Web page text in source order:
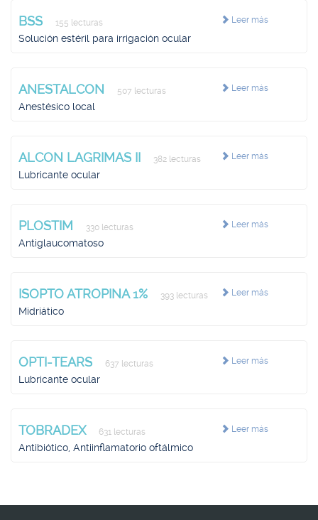
Leer más
BSS 155 lecturas
Solución estéril para irrigación ocular
Leer más
ANESTALCON 507 lecturas
Anestésico local
Leer más
ALCON LAGRIMAS II 382 lecturas
Lubricante ocular
Leer más
PLOSTIM 330 lecturas
Antiglaucomatoso
Leer más
ISOPTO ATROPINA 1% 393 lecturas
Midriático
Leer más
OPTI-TEARS 637 lecturas
Lubricante ocular
Leer más
TOBRADEX 631 lecturas
Antibiótico, Antiinflamatorio oftálmico